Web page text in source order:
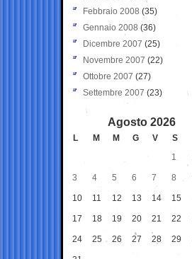
Febbraio 2008 (35)
Gennaio 2008 (36)
Dicembre 2007 (25)
Novembre 2007 (22)
Ottobre 2007 (27)
Settembre 2007 (23)
Agosto 2026
L M M G V S
1
3 4 5 6 7 8
10 11 12 13 14 15
17 18 19 20 21 22
24 25 26 27 28 29